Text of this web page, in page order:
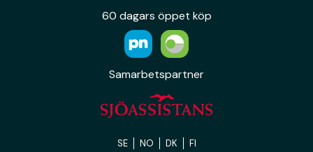
60 dagars öppet köp
Samarbetspartner
SE NO DK FI